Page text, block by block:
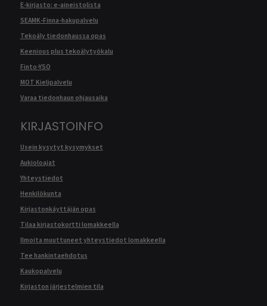
E-kirjasto: e-aineistolista
SEAMK-Finna-hakupalvelu
Tekoäly tiedonhaussa opas
Keenious plus tekoälytyökalu
Finto-YSO
MOT Kielipalvelu
Varaa tiedonhaun ohjausaika
KIRJASTOINFO
Usein kysytyt kysymykset
Aukioloajat
Yhteystiedot
Henkilökunta
Kirjastonkäyttäjän opas
Tilaa kirjastokortti lomakkeella
Ilmoita muuttuneet yhteystiedot lomakkeella
Tee hankintaehdotus
Kaukopalvelu
Kirjaston järjestelmien tila